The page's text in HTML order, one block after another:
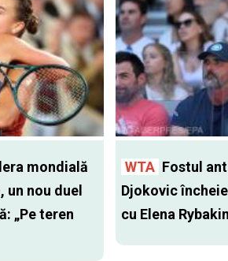
mondială
nou duel
„Pe teren
WTA Fostul
Djokovic
cu Elena